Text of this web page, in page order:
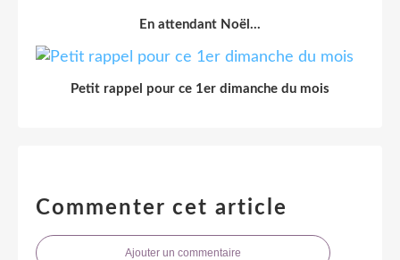
En attendant Noël...
Petit rappel pour ce 1er dimanche du mois
Commenter cet article
Ajouter un commentaire